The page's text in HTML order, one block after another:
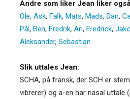
Andre som liker Jean liker
Ole, Ask, Falk, Mats, Mads, Dan,
Pål, Ben, Fredrik, Ari, Fredrick,
Aleksander, Sebastian
Slik uttales Jean:
SCHA, på fransk, der SCH er
vibrerer) og a-en har nasal uttale